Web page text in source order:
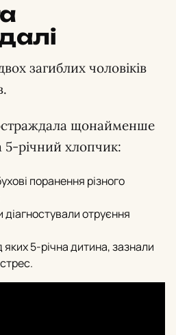
загиблих чоловіків
щонайменше
5-річний хлопчик:
поранення різного
діагностували отруєння
5-річна дитина, зазнали